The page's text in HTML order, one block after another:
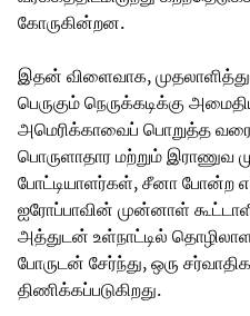
கோருகின்றன.
இதன் விளைவாக,
பெருகும் நெருக்கடிக்கு
அமெரிக்காவைப் பொறுத்த
பொருளாதார மற்றும்
போட்டியாளர்கள், சீனா போன்ற
ஐரோப்பாவின் முன்னாள்
அத்துடன் உள்நாட்டில்
போருடன் சேர்ந்து, ஒரு
திணிக்கப்படுகிறது.